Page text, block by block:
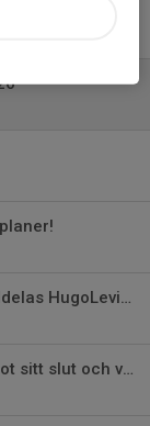
Vår ordförande Oskar Moström tilldelas HugoLevinPriset 2025!
Föreningsnytt – Sommaren lider mot sitt slut och vi blickar framåt!